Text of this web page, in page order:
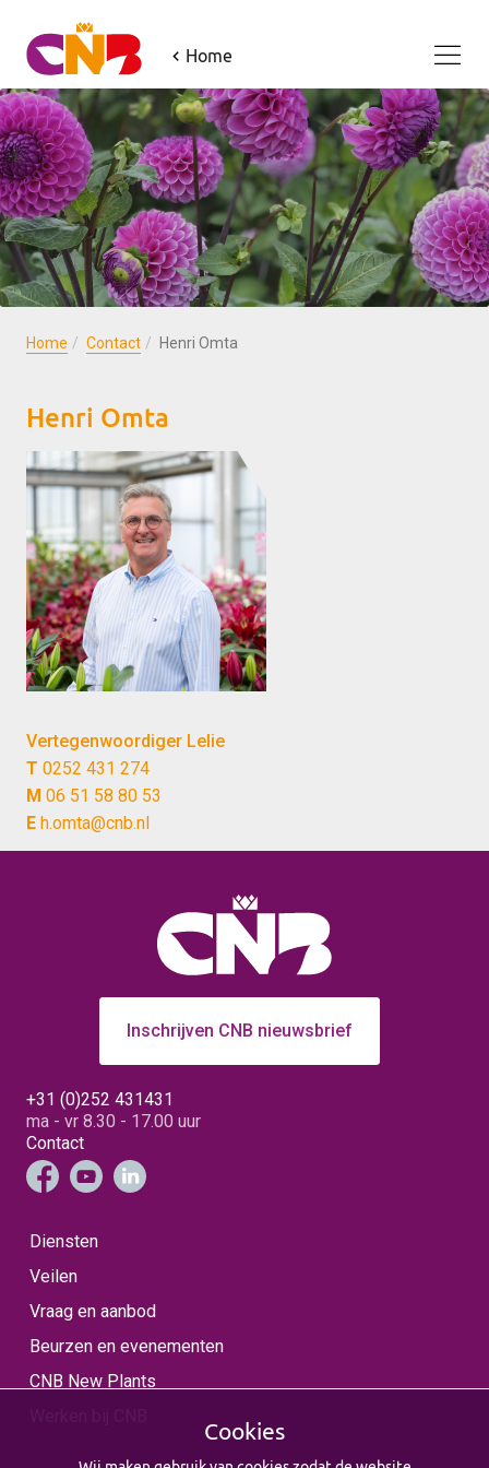
Home
Home Contact Henri Omta
Henri Omta
Vertegenwoordiger Lelie
T 0252 431 274
M 06 51 58 80 53
E h.omta@cnb.nl
Inschrijven CNB nieuwsbrief
+31 (0)252 431431
ma - vr 8.30 - 17.00 uur
Contact
Diensten
Veilen
Vraag en aanbod
Beurzen en evenementen
CNB New Plants
Cookies